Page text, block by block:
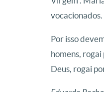
vocacionados.
Por isso
homens,
Deus, rogai